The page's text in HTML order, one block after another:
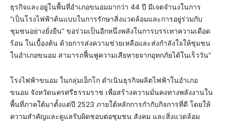
ธุรกิจและอยู่ในพื้นที่อำเภอขนอมมากว่า 44 ปี มีเจตจำนงในการ
“เป็นโรงไฟฟ้าต้นแบบในการรักษาสิ่งแวดล้อมและการอยู่ร่วมกับ
ชุมชนอย่างยั่งยืน” ขอร่วมเป็นอีกหนึ่งพลังในการบรรเทาความเดือด
ร้อน ในเบื้องต้น ด้วยการส่งความช่วยเหลือและส่งกำลังใจให้ชุมชน
ในอำเภอขนอม สามารถฟื้นฟูความเสียหายจากอุทกภัยได้ในเร็ววัน”
โรงไฟฟ้าขนอม ในกลุ่มเอ็กโก ดำเนินธุรกิจผลิตไฟฟ้าในอำเภอ
ขนอม จังหวัดนครศรีธรรมราช เพื่อสร้างความมั่นคงทางพลังงานใน
พื้นที่ภาคใต้มาตั้งแต่ปี 2523 ภายใต้หลักการกำกับกิจการที่ดี โดยให้
ความสำคัญและดูแลรับผิดชอบต่อชุมชน สังคม และสิ่งแวดล้อม